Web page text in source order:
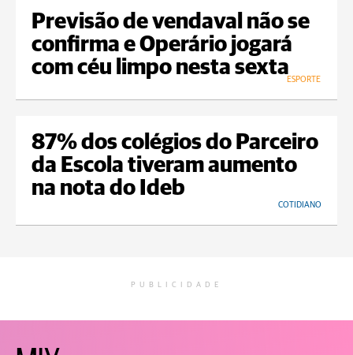
Previsão de vendaval não se
confirma e Operário jogará
com céu limpo nesta sexta
ESPORTE
87% dos colégios do Parceiro
da Escola tiveram aumento
na nota do Ideb
COTIDIANO
PUBLICIDADE